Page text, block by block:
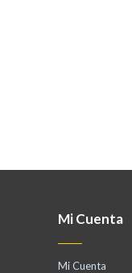
Mi Cuenta
Mi Cuenta